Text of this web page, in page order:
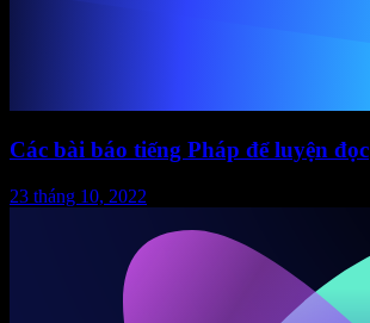
Các bài báo tiếng Pháp để luyện đọc
23 tháng 10, 2022